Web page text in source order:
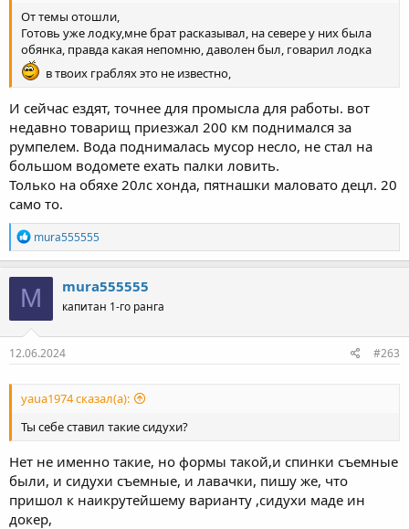
От темы отошли,
Готовь уже лодку,мне брат расказывал, на севере у них была
обянка, правда какая непомню, даволен был, говарил лодка
в твоих граблях это не известно,
И сейчас ездят, точнее для промысла для работы. вот
недавно товарищ приезжал 200 км поднимался за
румпелем. Вода поднималась мусор несло, не стал на
большом водомете ехать палки ловить.
Только на обяхе 20лс хонда, пятнашки маловато децл. 20
само то.
Р
е
а
к
ц
и
и
:
mura555555
M mura555555
капитан 1-го ранга
12.06.2024 #263
yaua1974 сказал(а):
Ты себе ставил такие сидухи?
Нет не именно такие, но формы такой,и спинки съемные
были, и сидухи съемные, и лавачки, пишу же, что
пришол к наикрутейшему варианту ,сидухи маде ин
докер,